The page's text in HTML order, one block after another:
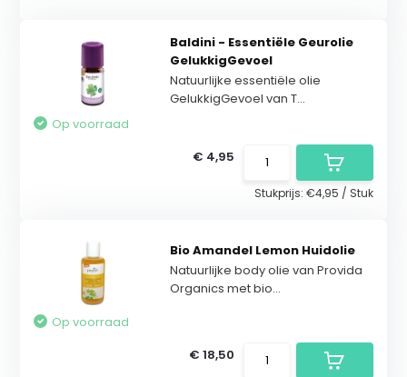
Baldini - Essentiële Geurolie
GelukkigGevoel
Natuurlijke essentiële olie
GelukkigGevoel van T...
Op voorraad
€ 4,95
Stukprijs: €4,95 / Stuk
Bio Amandel Lemon Huidolie
Natuurlijke body olie van Provida
Organics met bio...
Op voorraad
€ 18,50